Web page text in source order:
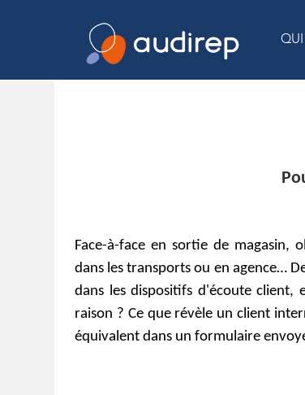
QUI
Face-à-face en sortie de magasin,
dans les transports ou en agence…
dans les dispositifs d'écoute client,
raison ? Ce que révèle un client
équivalent dans un formulaire